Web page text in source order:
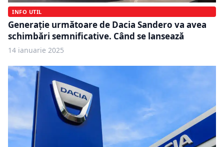
INFO UTIL
Generație următoare de Dacia Sandero va avea
schimbări semnificative. Când se lansează
14 ianuarie 2025